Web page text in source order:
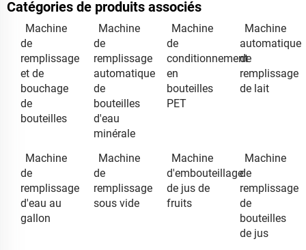
Catégories de produits associés
Machine
de
remplissage
et de
bouchage
de
bouteilles
Machine
de
remplissage
automatique
de
bouteilles
d'eau
minérale
Machine
de
conditionnement
en
bouteilles
PET
Machine
automatique
de
remplissage
de lait
Machine
de
remplissage
d'eau au
gallon
Machine
de
remplissage
sous vide
Machine
d'embouteillage
de jus de
fruits
Machine
de
remplissage
de
bouteilles
de jus